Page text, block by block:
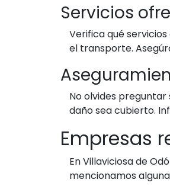
Servicios
Verifica qué
el transporte.
No olvides
daño sea cubierto.
Empresas
En Villaviciosa de
mencionamos